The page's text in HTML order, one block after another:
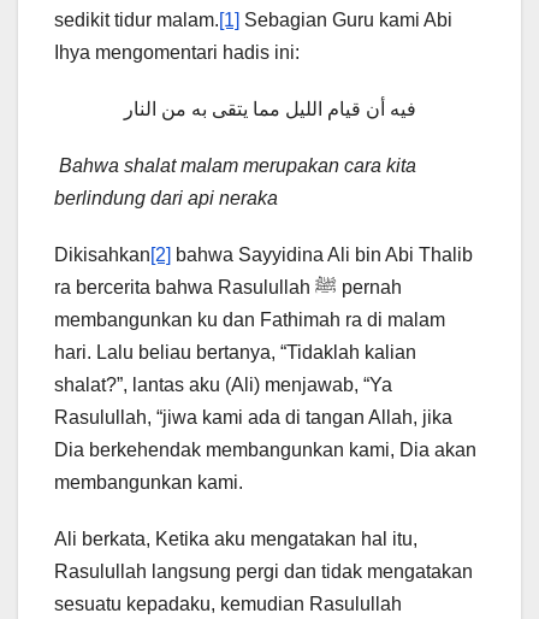
sedikit tidur malam.[1] Sebagian Guru kami Abi
Ihya mengomentari hadis ini:
فيه أن قيام الليل مما يتقى به من النار
Bahwa shalat malam merupakan cara kita
berlindung dari api neraka
Dikisahkan[2] bahwa Sayyidina Ali bin Abi Thalib
ra bercerita bahwa Rasulullah ﷺ pernah
membangunkan ku dan Fathimah ra di malam
hari. Lalu beliau bertanya, “Tidaklah kalian
shalat?”, lantas aku (Ali) menjawab, “Ya
Rasulullah, “jiwa kami ada di tangan Allah, jika
Dia berkehendak membangunkan kami, Dia akan
membangunkan kami.
Ali berkata, Ketika aku mengatakan hal itu,
Rasulullah langsung pergi dan tidak mengatakan
sesuatu kepadaku, kemudian Rasulullah